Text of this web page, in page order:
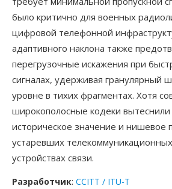
было критично для военных
цифровой телефонной
адаптивного наклона также
перегрузочные искажения при
сигналах, удерживая гранулярный
уровне в тихих фрагментах. Хотя
широкополосные кодеки вытеснили
историческое значение и нишевое
устаревших
устройствах связи.
Разработчик: CCITT / ITU-T